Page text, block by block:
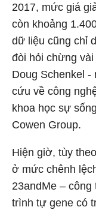
2017, mức giá
còn khoảng
dữ liệu cũng chỉ
đòi hỏi chừng
Doug Schenkel
cứu về công
khoa học sự
Cowen Group.
Hiện giờ, tùy
ở mức chênh
23andMe – công
trình tự gene có